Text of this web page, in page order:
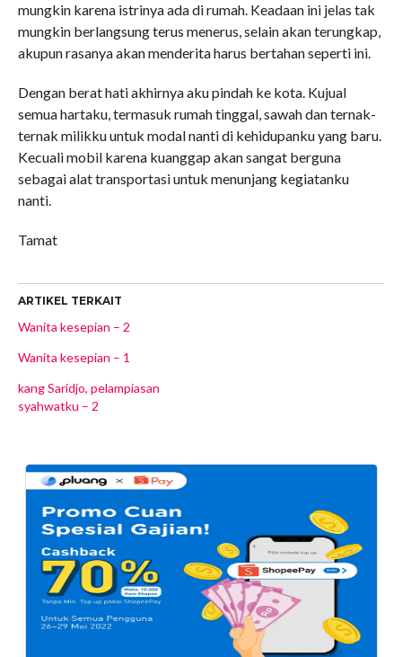
mungkin karena istrinya ada di rumah. Keadaan ini jelas tak
mungkin berlangsung terus menerus, selain akan terungkap,
akupun rasanya akan menderita harus bertahan seperti ini.
Dengan berat hati akhirnya aku pindah ke kota. Kujual
semua hartaku, termasuk rumah tinggal, sawah dan ternak-
ternak milikku untuk modal nanti di kehidupanku yang baru.
Kecuali mobil karena kuanggap akan sangat berguna
sebagai alat transportasi untuk menunjang kegiatanku
nanti.
Tamat
ARTIKEL TERKAIT
Wanita kesepian – 2
Wanita kesepian – 1
kang Saridjo, pelampiasan
syahwatku – 2